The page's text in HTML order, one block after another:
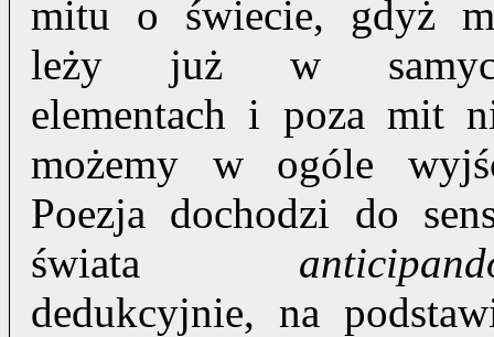
mitu o świecie, gdyż
leży już w
elementach i poza mit
możemy w ogóle
Poezja dochodzi do
świata
dedukcyjnie, na